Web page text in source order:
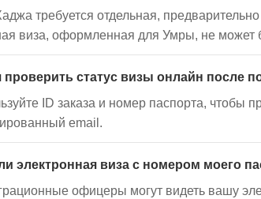
требуется отдельная,
виза, оформленная для Умры, не может
проверить статус визы онлайн после
ID заказа и номер паспорта, чтобы
email.
электронная виза с номером моего
офицеры могут видеть вашу